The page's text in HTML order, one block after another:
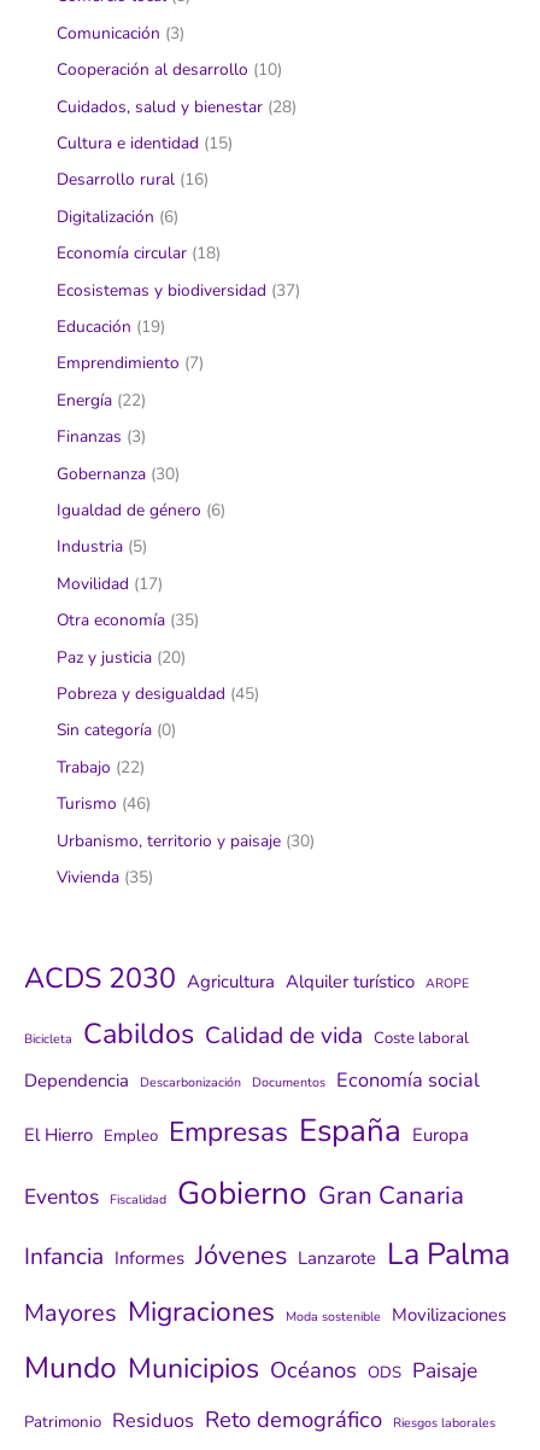
Comunicación (3)
Cooperación al desarrollo (10)
Cuidados, salud y bienestar (28)
Cultura e identidad (15)
Desarrollo rural (16)
Digitalización (6)
Economía circular (18)
Ecosistemas y biodiversidad (37)
Educación (19)
Emprendimiento (7)
Energía (22)
Finanzas (3)
Gobernanza (30)
Igualdad de género (6)
Industria (5)
Movilidad (17)
Otra economía (35)
Paz y justicia (20)
Pobreza y desigualdad (45)
Sin categoría (0)
Trabajo (22)
Turismo (46)
Urbanismo, territorio y paisaje (30)
Vivienda (35)
ACDS 2030 Agricultura Alquiler turístico AROPE
Bicicleta Cabildos Calidad de vida Coste laboral
Dependencia Descarbonización Documentos Economía social
El Hierro Empleo Empresas España Europa
Eventos Fiscalidad Gobierno Gran Canaria
Infancia Informes Jóvenes Lanzarote La Palma
Mayores Migraciones Moda sostenible Movilizaciones
Mundo Municipios Océanos ODS Paisaje
Patrimonio Residuos Reto demográfico Riesgos laborales